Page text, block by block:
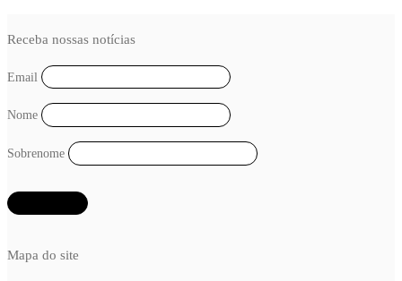
Mapa do site
Receba nossas notícias
Email
Nome
Sobrenome